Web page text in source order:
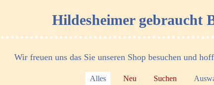
Hildesheimer gebraucht
Wir freuen uns das Sie unseren Shop besuchen und
Alles Neu Suchen